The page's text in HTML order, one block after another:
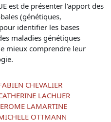
est de présenter l'apport des
(génétiques,
identifier les bases
maladies génétiques
mieux comprendre leur
CHEVALIER
LACHUER
LAMARTINE
OTTMANN